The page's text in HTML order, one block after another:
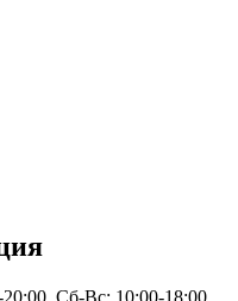
Сб-Вс: 10:00-18:00